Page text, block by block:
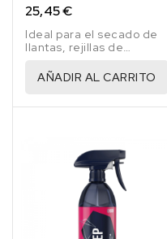
25,45 €
Ideal para el secado de
llantas, rejillas de
de maletero, mientras
AÑADIR AL CARRITO